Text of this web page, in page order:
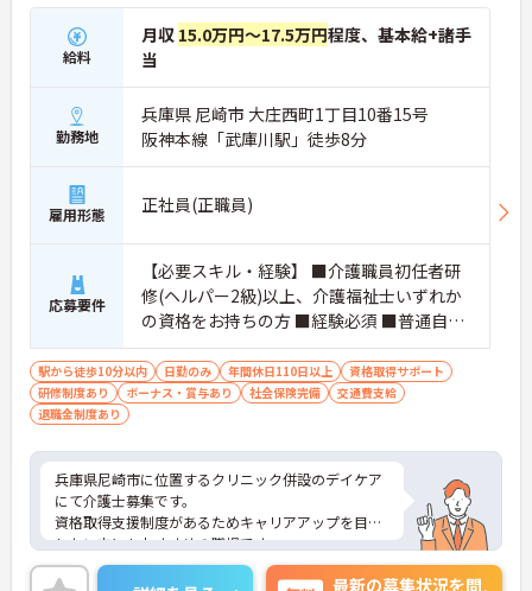
給料
月収 15.0万円～17.5万円程度、基本給+諸手
当
勤務地
兵庫県 尼崎市 大庄西町1丁目10番15号
阪神本線「武庫川駅」徒歩8分
雇用形態 正社員(正職員)
応募要件
【必要スキル・経験】 ■介護職員初任者研
修(ヘルパー2級)以上、介護福祉士いずれか
の資格をお持ちの方 ■経験必須 ■普通自動
車運転免許
駅から徒歩10分以内 日勤のみ 年間休日110日以上
資格取得サポート
研修制度あり
ボーナス・賞与あり 社会保険完備
交通費支給
退職金制度あり
兵庫県尼崎市に位置するクリニック併設のデイケア
にて介護士募集です。
資格取得支援制度があるためキャリアアップを目指
したい方にもおすすめの職場です。
ご興味のある方には、面接対策ポイントなど、さら
に詳細をお話いたしますので、お気軽にご相談くだ最新の募集状況を問